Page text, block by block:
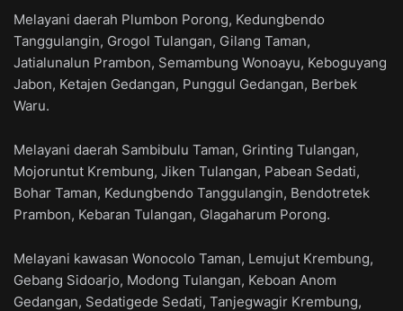
Melayani daerah Plumbon Porong, Kedungbendo
Tanggulangin, Grogol Tulangan, Gilang Taman,
Jatialunalun Prambon, Semambung Wonoayu, Keboguyang
Jabon, Ketajen Gedangan, Punggul Gedangan, Berbek
Waru.
Melayani daerah Sambibulu Taman, Grinting Tulangan,
Mojoruntut Krembung, Jiken Tulangan, Pabean Sedati,
Bohar Taman, Kedungbendo Tanggulangin, Bendotretek
Prambon, Kebaran Tulangan, Glagaharum Porong.
Melayani kawasan Wonocolo Taman, Lemujut Krembung,
Gebang Sidoarjo, Modong Tulangan, Keboan Anom
Gedangan, Sedatigede Sedati, Tanjegwagir Krembung,